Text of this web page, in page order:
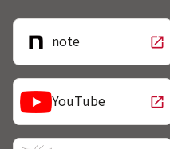
note open_in_new
YouTube open_in_new